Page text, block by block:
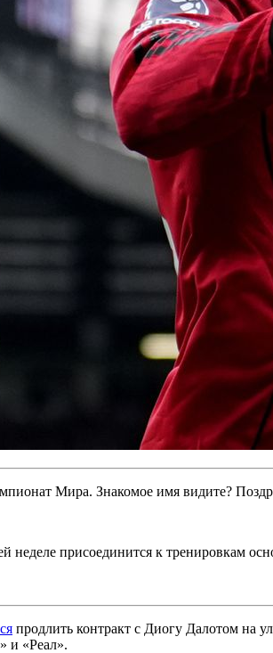
Мира. Знакомое имя видите?
неделе присоединится к тренировкам
продлить контракт с Диогу Далотом на
и «Реал».